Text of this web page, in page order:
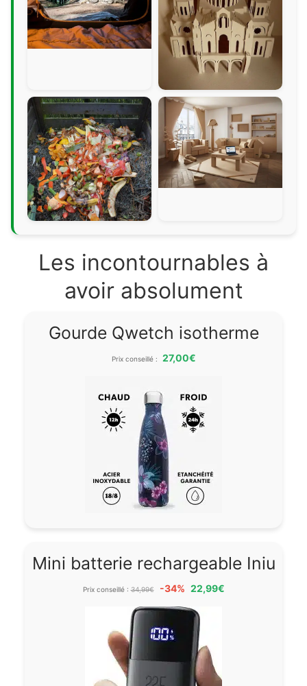
Les incontournables à
avoir absolument
Gourde Qwetch isotherme
Prix conseillé : 27,00€
Mini batterie rechargeable Iniu
Prix conseillé :34,99€ -34% 22,99€